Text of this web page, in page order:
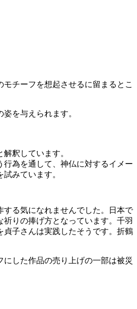
チーフを想起させるに留まるとこ
を与えられます。
釈しています。
為を通して、神仏に対するイメー
みています。
る気になれませんでした。日本で
りの捧げ方となっています。千羽
子さんは実践したそうです。折鶴
した作品の売り上げの一部は被災